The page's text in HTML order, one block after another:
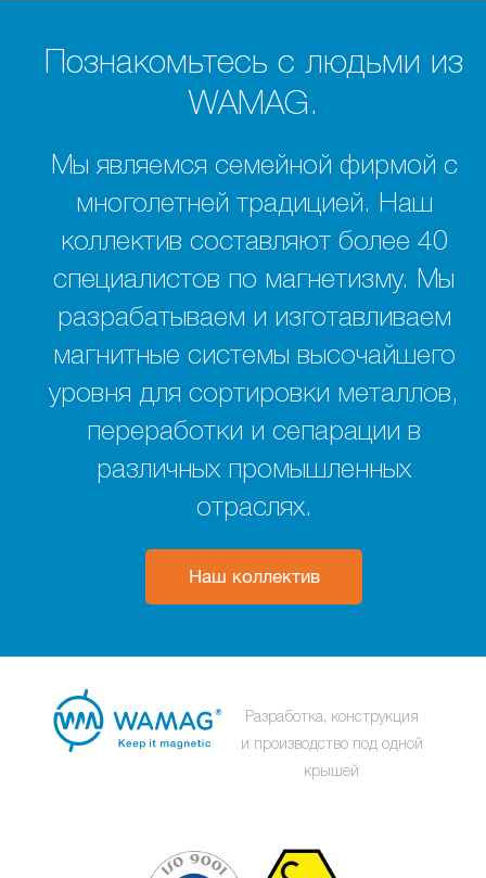
Познакомьтесь с людьми из
WAMAG.
Мы являемся семейной фирмой с
многолетней традицией. Наш
коллектив составляют более 40
специалистов по магнетизму. Мы
разрабатываем и изготавливаем
магнитные системы высочайшего
уровня для сортировки металлов,
переработки и сепарации в
различных промышленных
отраслях.
Наш коллектив
Разработка, конструкция
и производство под одной
крышей